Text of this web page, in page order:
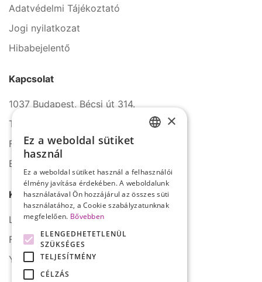
Adatvédelmi Tájékoztató
Jogi nyilatkozat
Hibabejelentő
Kapcsolat
1037 Budapest, Bécsi út 314.
Tel.: +36 1 272 2140
Fax: +36 1 272 2150
E-mail: info@serco.hu
Kövessen minket
LinkedIn
Facebook
YouTube
×
Ez a weboldal sütiket
használ
Ez a weboldal sütiket használ a felhasználói
élmény javítása érdekében. A weboldalunk
használatával Ön hozzájárul az összes süti
használatához, a Cookie szabályzatunknak
megfelelően. Bővebben
ELENGEDHETETLENÜL
SZÜKSÉGES
TELJESÍTMÉNY
CÉLZÁS